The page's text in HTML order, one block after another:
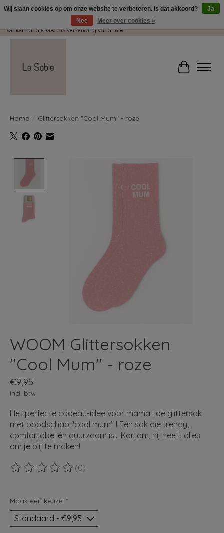
Wij pakken met plezier jouw kadootjes GRATIS in! Duid dit zeker aan in je
winkelmandje. GRATIS verzending vanaf 65€.
Home Glittersokken "Cool Mum" - roze
Product image slideshow Items
WOOM Glittersokken
"Cool Mum" - roze
€9,95
Incl. btw
Het perfecte cadeau-idee voor mama : de glittersok
met boodschap "cool mum" ! Een sok die trendy,
comfortabel én duurzaam is... Kortom, hij heeft alles
om je blij te maken!
De beoordeling van dit product is
(0)
Maak een keuze: *
Wij slaan cookies op om onze website te verbeteren. Is dat akkoord?
Ja
Nee
Meer over cookies »